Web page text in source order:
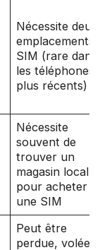
Nécessite deux
emplacements
SIM (rare dans
les téléphones
plus récents)
Nécessite
souvent de
trouver un
magasin local
pour acheter
une SIM
Peut être
perdue, volée